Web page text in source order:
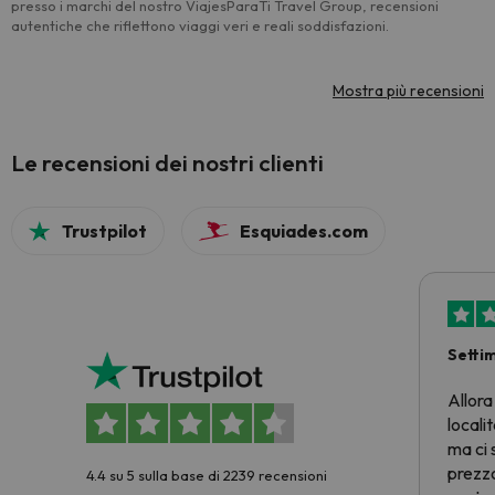
presso i marchi del nostro ViajesParaTi Travel Group, recensioni
autentiche che riflettono viaggi veri e reali soddisfazioni.
Mostra più recensioni
Le recensioni dei nostri clienti
Trustpilot Esquiades.com
4.4 su 5 sulla base di 2239 recensioni
Allora
ma ci